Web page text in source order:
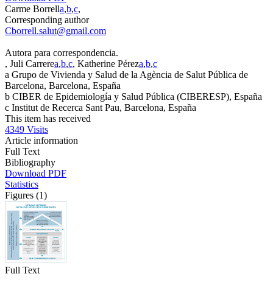
Carme Borrella,b,c,
Corresponding author
Cborrell.salut@gmail.com
Autora para correspondencia.
, Juli Carrerea,b,c, Katherine Péreza,b,c
a Grupo de Vivienda y Salud de la Agència de Salut Pública de
Barcelona, Barcelona, España
b CIBER de Epidemiología y Salud Pública (CIBERESP), España
c Institut de Recerca Sant Pau, Barcelona, España
This item has received
4349 Visits
Article information
Full Text
Bibliography
Download PDF
Statistics
Figures (1)
Full Text